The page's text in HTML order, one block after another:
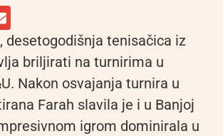
desetogodišnja tenisačica iz
briljirati na turnirima u
Nakon osvajanja turnira u
Farah slavila je i u Banjoj
igrom dominirala u